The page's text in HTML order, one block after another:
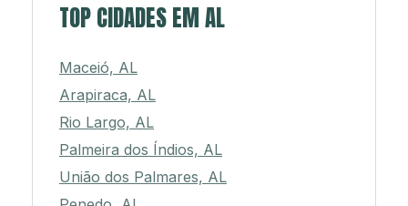
TOP CIDADES EM AL
Maceió, AL
Arapiraca, AL
Rio Largo, AL
Palmeira dos Índios, AL
União dos Palmares, AL